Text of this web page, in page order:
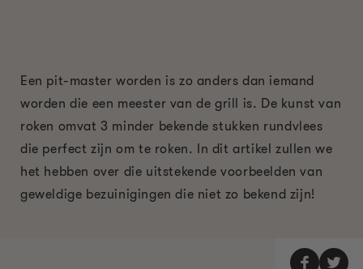
Een pit-master worden is zo anders dan iemand
worden die een meester van de grill is. De kunst van
roken omvat 3 minder bekende stukken rundvlees
die perfect zijn om te roken. In dit artikel zullen we
het hebben over die uitstekende voorbeelden van
geweldige bezuinigingen die niet zo bekend zijn!